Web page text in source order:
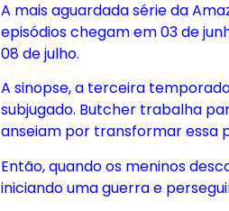
A mais aguardada série da
episódios chegam em 03 de
08 de julho.
A sinopse, a terceira
subjugado. Butcher trabalha
anseiam por transformar essa
Então, quando os meninos
iniciando uma guerra e